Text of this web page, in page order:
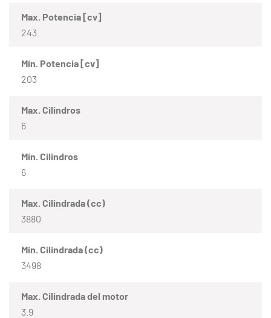
Max. Potencia [cv]
243
Mín. Potencia [cv]
203
Max. Cilindros
6
Mín. Cilindros
6
Max. Cilindrada (cc)
3880
Mín. Cilindrada (cc)
3498
Max. Cilindrada del motor
3.9